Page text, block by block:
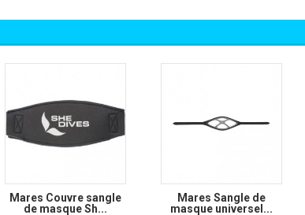
Mares Couvre sangle
de masque Sh...
Mares Sangle de
masque universel...